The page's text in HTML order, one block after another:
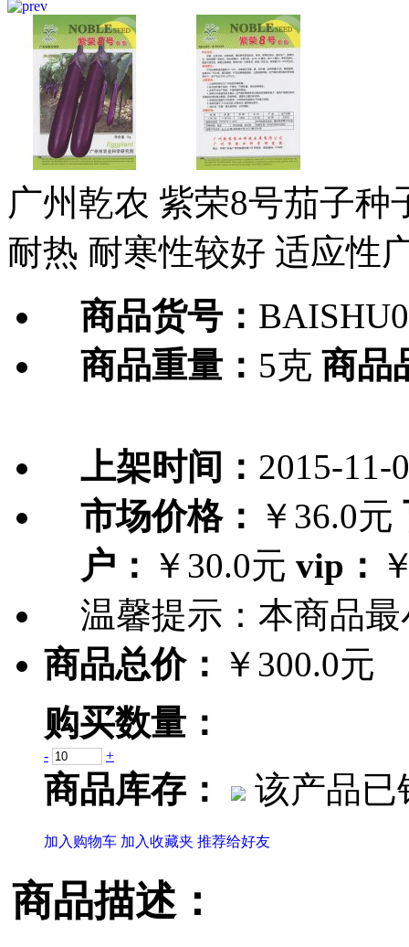
广州乾农 紫荣8号茄子
耐热 耐寒性较好 适应性
商品货号：
商品重量： 5克 商品
上架时间： 2015-11-
市场价格： ￥36.0元
户： ￥30.0元 vip：
温馨提示： 本商品
商品总价： ￥300.0元
购买数量：
- +
商品库存： 该产品已
加入购物车 加入收藏夹 推荐给好友
商品描述：